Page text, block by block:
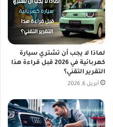
لماذا لا يجب أن تشتري سيارة
كهربائية في 2026 قبل قراءة هذا
التقرير التقني؟
أبريل 6, 2026